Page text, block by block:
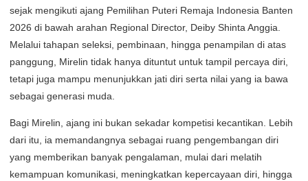
sejak mengikuti ajang Pemilihan Puteri Remaja Indonesia Banten
2026 di bawah arahan Regional Director, Deiby Shinta Anggia.
Melalui tahapan seleksi, pembinaan, hingga penampilan di atas
panggung, Mirelin tidak hanya dituntut untuk tampil percaya diri,
tetapi juga mampu menunjukkan jati diri serta nilai yang ia bawa
sebagai generasi muda.
Bagi Mirelin, ajang ini bukan sekadar kompetisi kecantikan. Lebih
dari itu, ia memandangnya sebagai ruang pengembangan diri
yang memberikan banyak pengalaman, mulai dari melatih
kemampuan komunikasi, meningkatkan kepercayaan diri, hingga